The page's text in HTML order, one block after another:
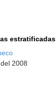
estratificadas
2008